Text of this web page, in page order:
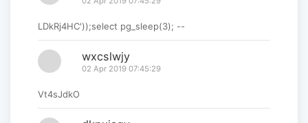
LDkRj4HC'));select pg_sleep(3); --
wxcslwjy
02 Apr 2019 07:45:29
Vt4sJdkO